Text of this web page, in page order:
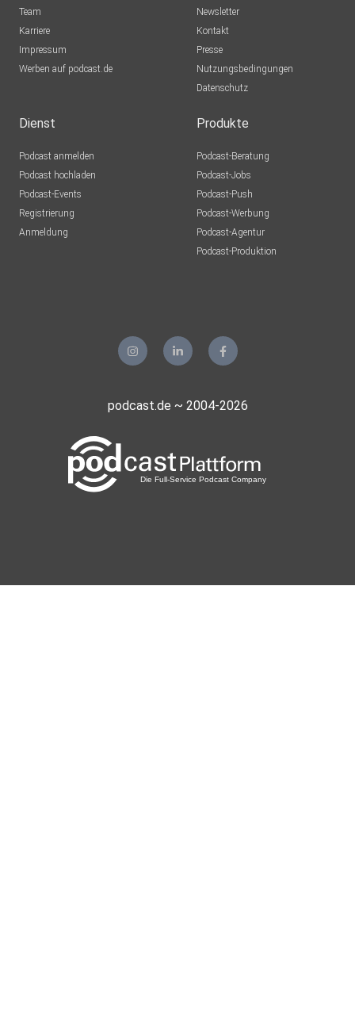
Team
Karriere
Impressum
Werben auf podcast.de
Newsletter
Kontakt
Presse
Nutzungsbedingungen
Datenschutz
Dienst
Podcast anmelden
Podcast hochladen
Podcast-Events
Registrierung
Anmeldung
Produkte
Podcast-Beratung
Podcast-Jobs
Podcast-Push
Podcast-Werbung
Podcast-Agentur
Podcast-Produktion
podcast.de ~ 2004-2026